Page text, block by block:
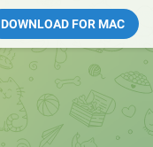
DOWNLOAD FOR MAC